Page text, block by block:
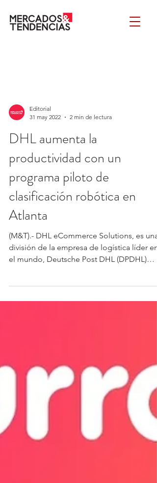
Editorial
31 may 2022
2 min de lectura
DHL aumenta la
productividad con un
programa piloto de
clasificación robótica en
Atlanta
(M&T).- DHL eCommerce Solutions, es una
división de la empresa de logística líder en
el mundo, Deutsche Post DHL (DPDHL)